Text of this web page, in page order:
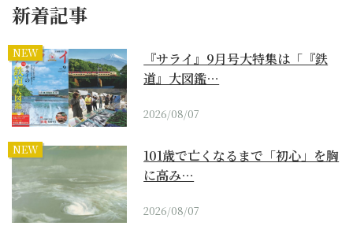
新着記事
NEW
『サライ』9月号大特集は「『鉄
道』大図鑑…
2026/08/07
NEW
101歳で亡くなるまで「初心」を胸
に高み…
2026/08/07